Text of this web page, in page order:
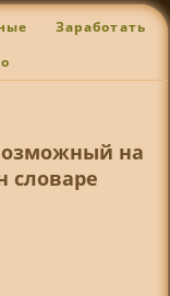
Заработать
на
словаре